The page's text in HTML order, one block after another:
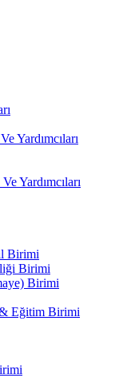
Yardımcıları
Yardımcıları
Birimi
Birimi
Birimi
& Eğitim Birimi